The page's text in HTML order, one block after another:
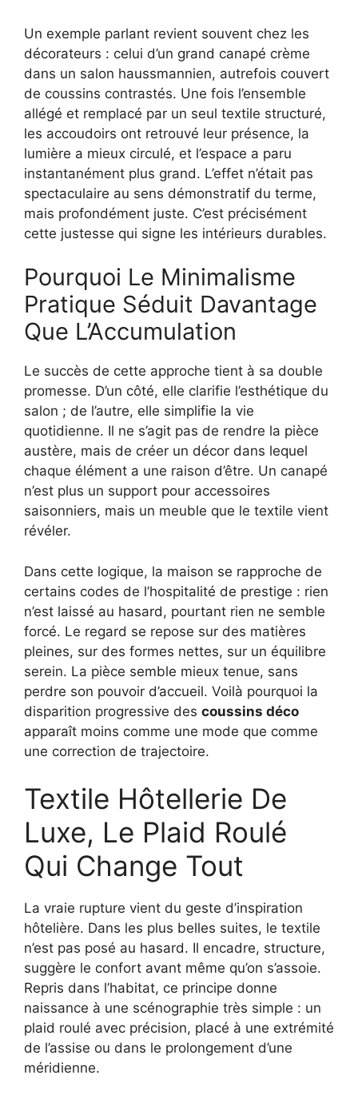
Un exemple parlant revient souvent chez les
décorateurs : celui d’un grand canapé crème
dans un salon haussmannien, autrefois couvert
de coussins contrastés. Une fois l’ensemble
allégé et remplacé par un seul textile structuré,
les accoudoirs ont retrouvé leur présence, la
lumière a mieux circulé, et l’espace a paru
instantanément plus grand. L’effet n’était pas
spectaculaire au sens démonstratif du terme,
mais profondément juste. C’est précisément
cette justesse qui signe les intérieurs durables.
Pourquoi Le Minimalisme
Pratique Séduit Davantage
Que L’Accumulation
Le succès de cette approche tient à sa double
promesse. D’un côté, elle clarifie l’esthétique du
salon ; de l’autre, elle simplifie la vie
quotidienne. Il ne s’agit pas de rendre la pièce
austère, mais de créer un décor dans lequel
chaque élément a une raison d’être. Un canapé
n’est plus un support pour accessoires
saisonniers, mais un meuble que le textile vient
révéler.
Dans cette logique, la maison se rapproche de
certains codes de l’hospitalité de prestige : rien
n’est laissé au hasard, pourtant rien ne semble
forcé. Le regard se repose sur des matières
pleines, sur des formes nettes, sur un équilibre
serein. La pièce semble mieux tenue, sans
perdre son pouvoir d’accueil. Voilà pourquoi la
disparition progressive des coussins déco
apparaît moins comme une mode que comme
une correction de trajectoire.
Textile Hôtellerie De
Luxe, Le Plaid Roulé
Qui Change Tout
La vraie rupture vient du geste d’inspiration
hôtelière. Dans les plus belles suites, le textile
n’est pas posé au hasard. Il encadre, structure,
suggère le confort avant même qu’on s’assoie.
Repris dans l’habitat, ce principe donne
naissance à une scénographie très simple : un
plaid roulé avec précision, placé à une extrémité
de l’assise ou dans le prolongement d’une
méridienne.